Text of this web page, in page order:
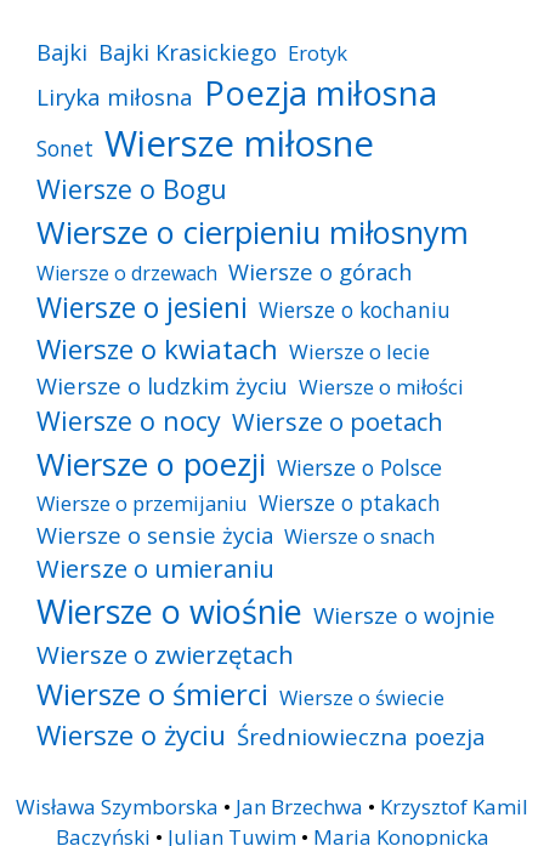
Bajki Bajki Krasickiego Erotyk
Liryka miłosna Poezja miłosna
Sonet Wiersze miłosne
Wiersze o Bogu
Wiersze o cierpieniu miłosnym
Wiersze o drzewach Wiersze o górach
Wiersze o jesieni Wiersze o kochaniu
Wiersze o kwiatach Wiersze o lecie
Wiersze o ludzkim życiu Wiersze o miłości
Wiersze o nocy Wiersze o poetach
Wiersze o poezji Wiersze o Polsce
Wiersze o przemijaniu Wiersze o ptakach
Wiersze o sensie życia Wiersze o snach
Wiersze o umieraniu
Wiersze o wiośnie Wiersze o wojnie
Wiersze o zwierzętach
Wiersze o śmierci Wiersze o świecie
Wiersze o życiu Średniowieczna poezja
Wisława Szymborska • Jan Brzechwa • Krzysztof Kamil
Baczyński • Julian Tuwim• Maria Konopnicka